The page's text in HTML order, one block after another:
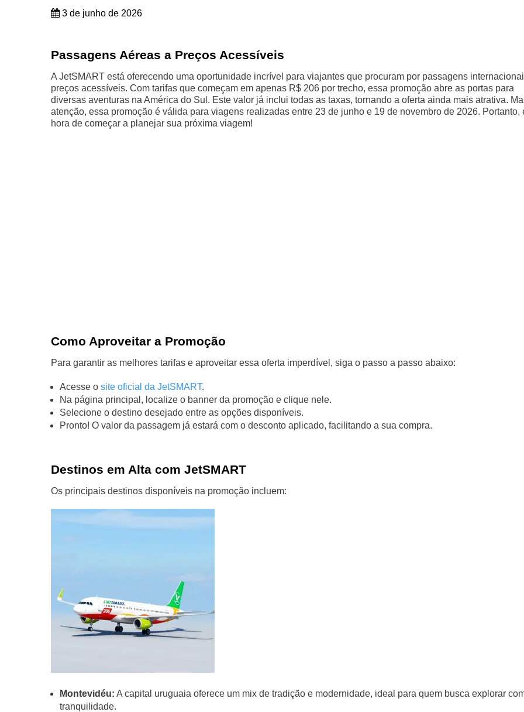
3 de junho de 2026
Passagens Aéreas a Preços Acessíveis
A JetSMART está oferecendo uma oportunidade incrível para viajantes que procuram por passagens
preços acessíveis. Com tarifas que começam em apenas R$ 206 por trecho, essa promoção abre as portas para
diversas aventuras na América do Sul. Este valor já inclui todas as taxas, tornando a oferta ainda mais atrativa.
atenção, essa promoção é válida para viagens realizadas entre 23 de junho e 19 de novembro de 2026. Portanto,
hora de começar a planejar sua próxima viagem!
Como Aproveitar a Promoção
Para garantir as melhores tarifas e aproveitar essa oferta imperdível, siga o passo a passo abaixo:
Acesse o site oficial da JetSMART.
Na página principal, localize o banner da promoção e clique nele.
Selecione o destino desejado entre as opções disponíveis.
Pronto! O valor da passagem já estará com o desconto aplicado, facilitando a sua compra.
Destinos em Alta com JetSMART
Os principais destinos disponíveis na promoção incluem:
Montevidéu: A capital uruguaia oferece um mix de tradição e modernidade, ideal para quem busca explorar
tranquilidade.